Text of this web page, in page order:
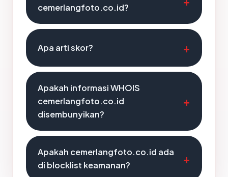
cemerlangfoto.co.id?
Apa arti skor?
Apakah informasi WHOIS
cemerlangfoto.co.id
disembunyikan?
Apakah cemerlangfoto.co.id ada
di blocklist keamanan?